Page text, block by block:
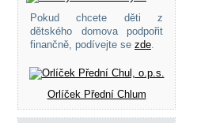
Pokud chcete děti z
dětského domova podpořit
finančně, podívejte se zde.
Orlíček Přední Chlum